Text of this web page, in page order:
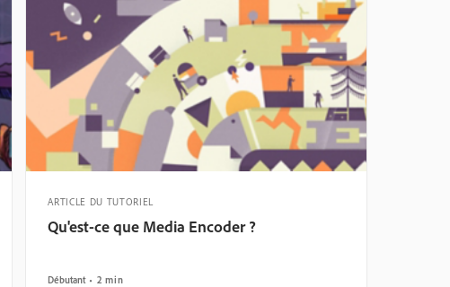
ARTICLE DU TUTORIEL
Qu'est-ce que Media Encoder ?
Débutant 2 min